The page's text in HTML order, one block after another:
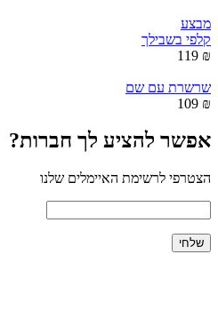
מבצע
קלפי בשבילך
₪ 119
שרשרת עם שם
₪ 109
אפשר להציע לך חברות?
הצטרפי לרשימת האיימלים שלנו